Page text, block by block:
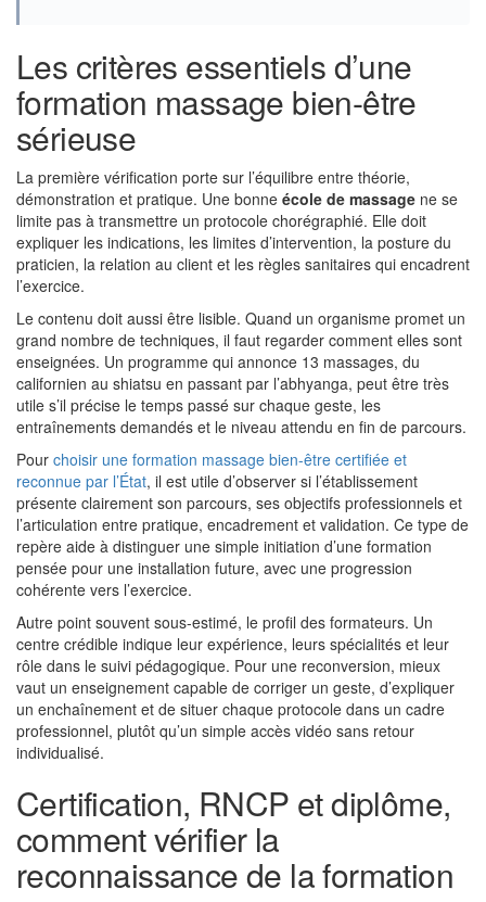
Les critères essentiels d’une
formation massage bien-être
sérieuse
La première vérification porte sur l’équilibre entre théorie,
démonstration et pratique. Une bonne école de massage ne se
limite pas à transmettre un protocole chorégraphié. Elle doit
expliquer les indications, les limites d’intervention, la posture du
praticien, la relation au client et les règles sanitaires qui encadrent
l’exercice.
Le contenu doit aussi être lisible. Quand un organisme promet un
grand nombre de techniques, il faut regarder comment elles sont
enseignées. Un programme qui annonce 13 massages, du
californien au shiatsu en passant par l’abhyanga, peut être très
utile s’il précise le temps passé sur chaque geste, les
entraînements demandés et le niveau attendu en fin de parcours.
Pour choisir une formation massage bien-être certifiée et
reconnue par l’État, il est utile d’observer si l’établissement
présente clairement son parcours, ses objectifs professionnels et
l’articulation entre pratique, encadrement et validation. Ce type de
repère aide à distinguer une simple initiation d’une formation
pensée pour une installation future, avec une progression
cohérente vers l’exercice.
Autre point souvent sous-estimé, le profil des formateurs. Un
centre crédible indique leur expérience, leurs spécialités et leur
rôle dans le suivi pédagogique. Pour une reconversion, mieux
vaut un enseignement capable de corriger un geste, d’expliquer
un enchaînement et de situer chaque protocole dans un cadre
professionnel, plutôt qu’un simple accès vidéo sans retour
individualisé.
Certification, RNCP et diplôme,
comment vérifier la
reconnaissance de la formation